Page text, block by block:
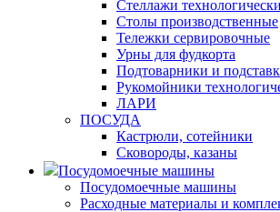
Стеллажи
Столы производственные
Тележки сервировочные
Урны для фудкорта
Подтоварники и
Рукомойники
ЛАРИ
ПОСУДА
Кастрюли, сотейники
Сковороды, казаны
Посудомоечные машины
Посудомоечные машины
Расходные материалы и